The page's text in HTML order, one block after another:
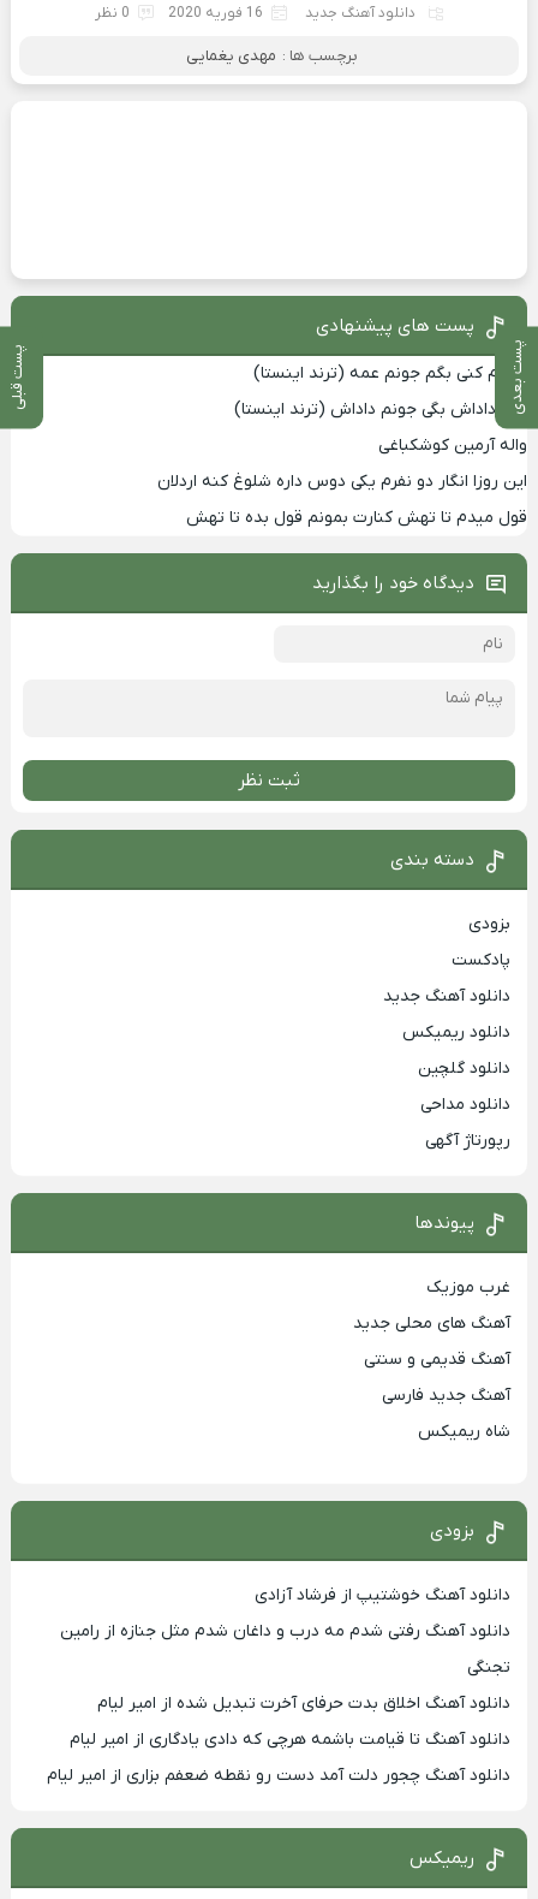
پست بعدی پست قبلی
دانلود آهنگ جدید 16 فوریه 2020 0 نظر
برچسب ها : مهدی یغمایی
پست های پیشنهادی
صدام کنی بگم جونم عمه (ترند اینستا)
بگم داداش بگی جونم داداش (ترند اینستا)
واله آرمین کوشکباغی
این روزا انگار دو نفرم یکی دوس داره شلوغ کنه اردلان
قول میدم تا تهش کنارت بمونم قول بده تا تهش
دیدگاه خود را بگذارید
ثبت نظر
دسته بندی
بزودی
پادکست
دانلود آهنگ جدید
دانلود ریمیکس
دانلود گلچین
دانلود مداحی
رپورتاژ آگهی
پیوندها
غرب موزیک
آهنگ های محلی جدید
آهنگ قدیمی و سنتی
آهنگ جدید فارسی
شاه ریمیکس
بزودی
دانلود آهنگ خوشتیپ از فرشاد آزادی
دانلود آهنگ رفتی شدم مه درب و داغان شدم مثل جنازه از رامین
تجنگی
دانلود آهنگ اخلاق بدت حرفای آخرت تبدیل شده از امیر لیام
دانلود آهنگ تا قیامت باشمه هرچی که دادی یادگاری از امیر لیام
دانلود آهنگ چجور دلت آمد دست رو نقطه ضعفم بزاری از امیر لیام
ریمیکس